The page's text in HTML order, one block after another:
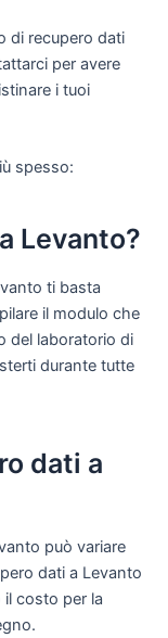
di recupero dati
per avere
i tuoi
spesso:
Levanto?
ti basta
il modulo che
del laboratorio di
durante tutte
dati a
può variare
dati a Levanto
costo per la